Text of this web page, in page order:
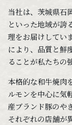
当社は、茨城県石
といった地域が誇
理をお届けしてい
により、品質と鮮
ることが私たちの
本格的な和牛焼肉
ルモンを中心に気
産ブランド豚のや
それぞれの店舗が